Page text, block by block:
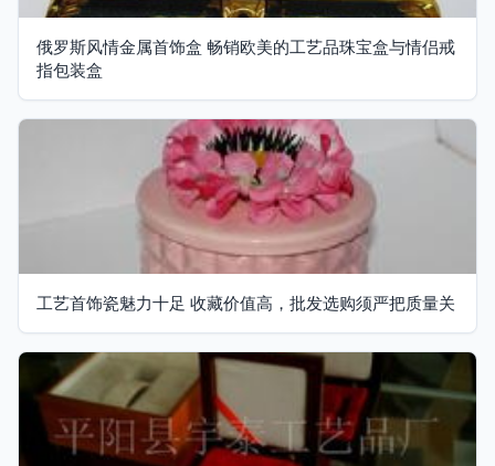
俄罗斯风情金属首饰盒 畅销欧美的工艺品珠宝盒与情侣戒
指包装盒
工艺首饰瓷魅力十足 收藏价值高，批发选购须严把质量关